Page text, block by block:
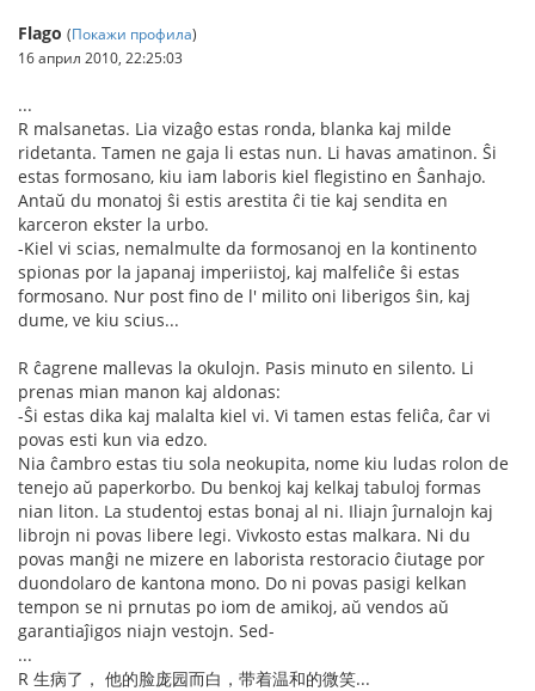
Flago (Покажи профила)
16 април 2010, 22:25:03
...
R malsanetas. Lia vizaĝo estas ronda, blanka kaj milde
ridetanta. Tamen ne gaja li estas nun. Li havas amatinon. Ŝi
estas formosano, kiu iam laboris kiel flegistino en Ŝanhajo.
Antaŭ du monatoj ŝi estis arestita ĉi tie kaj sendita en
karceron ekster la urbo.
-Kiel vi scias, nemalmulte da formosanoj en la kontinento
spionas por la japanaj imperiistoj, kaj malfeliĉe ŝi estas
formosano. Nur post fino de l' milito oni liberigos ŝin, kaj
dume, ve kiu scius...
R ĉagrene mallevas la okulojn. Pasis minuto en silento. Li
prenas mian manon kaj aldonas:
-Ŝi estas dika kaj malalta kiel vi. Vi tamen estas feliĉa, ĉar vi
povas esti kun via edzo.
Nia ĉambro estas tiu sola neokupita, nome kiu ludas rolon de
tenejo aŭ paperkorbo. Du benkoj kaj kelkaj tabuloj formas
nian liton. La studentoj estas bonaj al ni. Iliajn ĵurnalojn kaj
librojn ni povas libere legi. Vivkosto estas malkara. Ni du
povas manĝi ne mizere en laborista restoracio ĉiutage por
duondolaro de kantona mono. Do ni povas pasigi kelkan
tempon se ni prnutas po iom de amikoj, aŭ vendos aŭ
garantiaĵigos niajn vestojn. Sed-
...
R 生病了， 他的脸庞园而白，带着温和的微笑...